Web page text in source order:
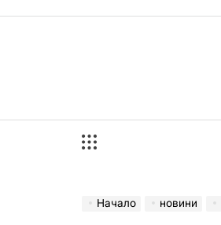
Начало новини